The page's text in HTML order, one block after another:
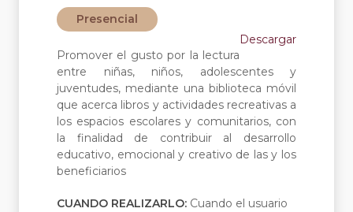
Presencial
Descargar
Promover el gusto por la lectura
entre niñas, niños, adolescentes y
juventudes, mediante una biblioteca móvil
que acerca libros y actividades recreativas a
los espacios escolares y comunitarios, con
la finalidad de contribuir al desarrollo
educativo, emocional y creativo de las y los
beneficiarios
CUANDO REALIZARLO: Cuando el usuario